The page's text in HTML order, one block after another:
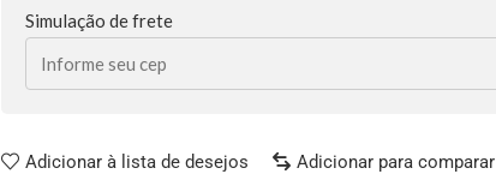
Simulação de frete
Adicionar à lista de desejos Adicionar para comparar